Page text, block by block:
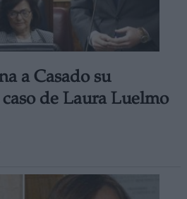
a Casado su
de Laura Luelmo